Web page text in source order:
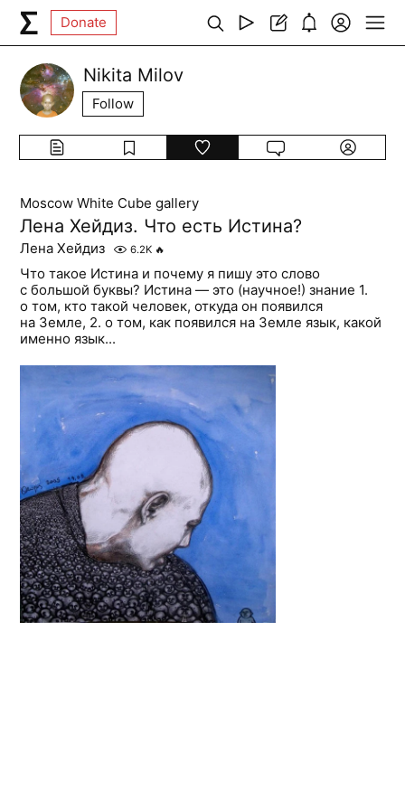
Donate
Nikita Milov
Follow
Moscow White Cube gallery
Лена Хейдиз. Что есть Истина?
Лена Хейдиз 6.2K 🔥
Что такое Истина и почему я пишу это слово
с большой буквы? Истина — это (научное!) знание 1.
о том, кто такой человек, откуда он появился
на Земле, 2. о том, как появился на Земле язык, какой
именно язык...